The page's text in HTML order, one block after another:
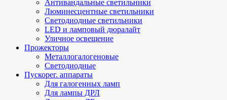
Антивандальные светильники
Люминесцентные светильники
Cветодиодные светильники
LED и ламповый дюралайт
Уличное освещение
Прожекторы
Металлогалогеновые
Светодиодные
Пускорег. аппараты
Для галогенных ламп
Для лампы ДРЛ